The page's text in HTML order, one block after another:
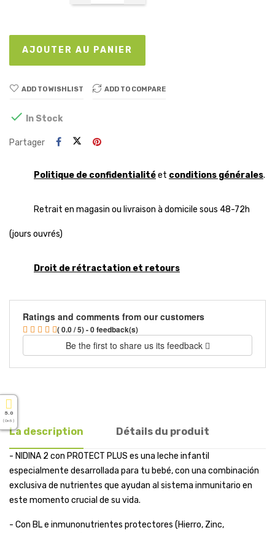
AJOUTER AU PANIER
ADD TO WISHLIST ADD TO COMPARE
 In Stock
Partager
Politique de confidentialitéet conditions générales.
Retrait en magasin ou livraison à domicile sous 48-72h
(jours ouvrés)
Droit de rétractation et retours
Ratings and comments from our customers
( 0.0 / 5) - 0 feedback(s)
Be the first to share us its feedback
La description Détails du produit
- NIDINA 2 con PROTECT PLUS es una leche infantil
especialmente desarrollada para tu bebé, con una combinación
exclusiva de nutrientes que ayudan al sistema inmunitario en
este momento crucial de su vida.
- Con BL e inmunonutrientes protectores (Hierro, Zinc,
5.0
( On 5 )